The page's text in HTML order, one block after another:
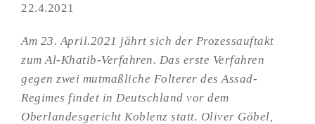
22.4.2021
Am 23. April.2021 jährt sich der Prozessauftakt
zum Al-Khatib-Verfahren. Das erste Verfahren
gegen zwei mutmaßliche Folterer des Assad-
Regimes findet in Deutschland vor dem
Oberlandesgericht Koblenz statt. Oliver Göbel,